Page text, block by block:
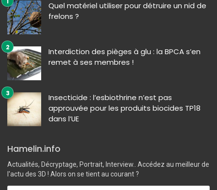
Quel matériel utiliser pour détruire un nid de
frelons ?
Interdiction des pièges à glu : la BPCA s’en
remet à ses membres !
Insecticide : l’esbiothrine n’est pas
approuvée pour les produits biocides TP18
dans l’UE
Hamelin.info
Actualités, Décryptage, Portrait, Interview.. Accédez au meilleur de
l'actu des 3D ! Alors on se tient au courant ?